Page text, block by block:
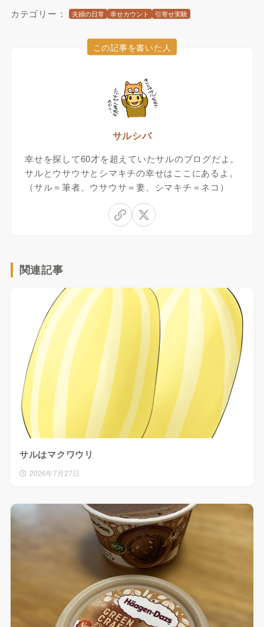
カテゴリー： 夫婦の日常 幸せカウント 引寄せ実験
この記事を書いた人
サルシバ
幸せを探して60才を超えていたサルのブログだよ。
サルとウサウサとシマキチの幸せはここにあるよ。
（サル＝筆者、ウサウサ＝妻、シマキチ＝ネコ）
関連記事
サルはマクワウリ
2026年7月27日